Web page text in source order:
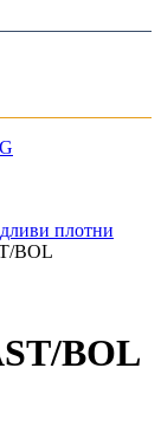
плотни
BOL
BOL